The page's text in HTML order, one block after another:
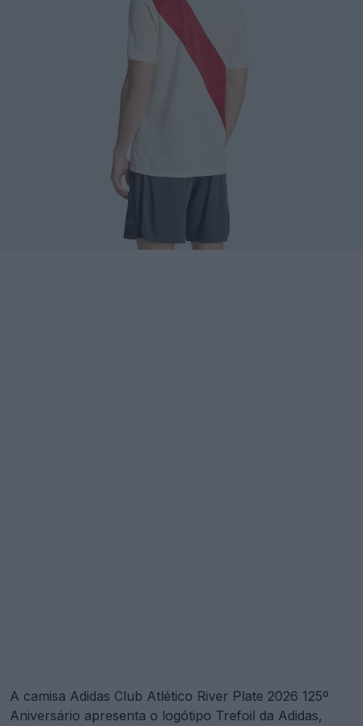
A camisa Adidas Club Atlético River Plate 2026 125º
Aniversário apresenta o logótipo Trefoil da Adidas,